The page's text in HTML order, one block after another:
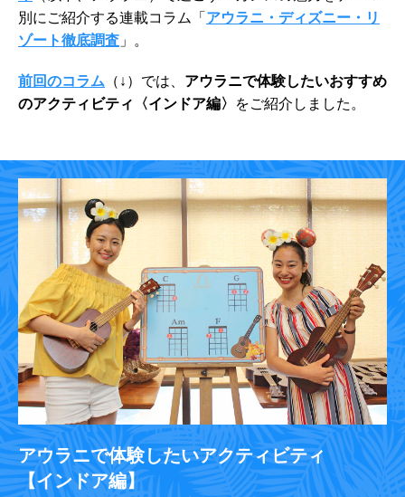
別にご紹介する連載コラム「アウラニ・ディズニー・リ
ゾート徹底調査 」。
前回のコラム （↓）では、 アウラニで体験したいおすすめ
のアクティビティ〈インドア編〉 をご紹介しました。
アウラニで体験したいアクティビティ
【インドア編】